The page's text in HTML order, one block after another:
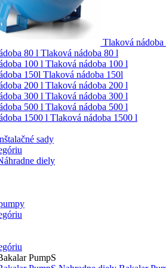
Tlaková nádoba
Tlaková nádoba 80 l
Tlaková nádoba 100 l
Tlaková nádoba 150l
Tlaková nádoba 200 l
Tlaková nádoba 300 l
Tlaková nádoba 500 l
Tlaková nádoba 1500 l
sady
diely